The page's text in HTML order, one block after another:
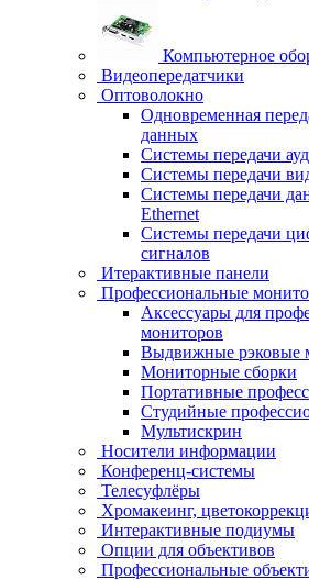
Компьютерное
Видеопередатчики
Оптоволокно
Одновременная
данных
Системы передачи
Системы передачи
Системы передачи
Ethernet
Системы передачи
сигналов
Итерактивные панели
Профессиональные
Аксессуары для
мониторов
Выдвижные рэковые
Мониторные сборки
Портативные
Студийные
Мультискрин
Носители информации
Конференц-системы
Телесуфлёры
Хромакеинг,
Интерактивные подиумы
Опции для объективов
Профессиональные